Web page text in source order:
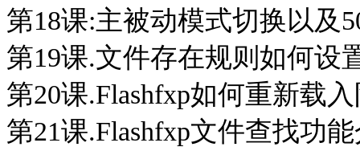
第18课:主被动模式切换以及
第19课.文件存在规则如何设
第20课.Flashfxp如何重新载
第21课.Flashfxp文件查找功